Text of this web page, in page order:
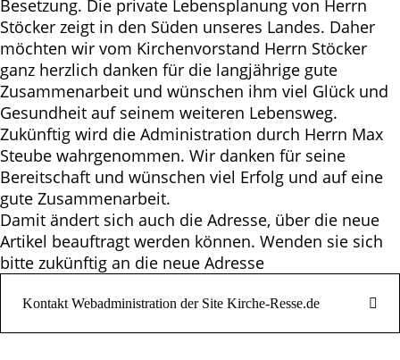
Besetzung. Die private Lebensplanung von Herrn
Stöcker zeigt in den Süden unseres Landes. Daher
möchten wir vom Kirchenvorstand Herrn Stöcker
ganz herzlich danken für die langjährige gute
Zusammenarbeit und wünschen ihm viel Glück und
Gesundheit auf seinem weiteren Lebensweg.
Zukünftig wird die Administration durch Herrn Max
Steube wahrgenommen. Wir danken für seine
Bereitschaft und wünschen viel Erfolg und auf eine
gute Zusammenarbeit.
Damit ändert sich auch die Adresse, über die neue
Artikel beauftragt werden können. Wenden sie sich
bitte zukünftig an die neue Adresse
Kontakt Webadministration der Site Kirche-Resse.de